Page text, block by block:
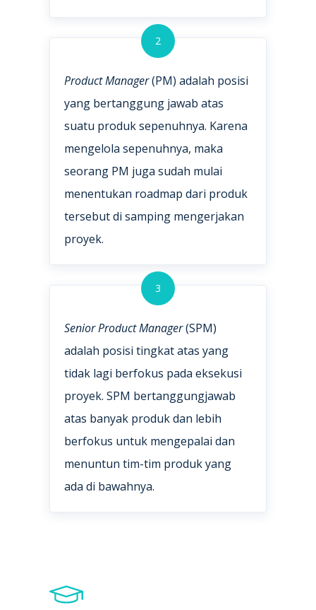
2
Product Manager(PM) adalah posisi
yang bertanggung jawab atas
suatu produk sepenuhnya. Karena
mengelola sepenuhnya, maka
seorang PM juga sudah mulai
menentukan roadmap dari produk
tersebut di samping mengerjakan
proyek.
3
Senior Product Manager(SPM)
adalah posisi tingkat atas yang
tidak lagi berfokus pada eksekusi
proyek. SPM bertanggungjawab
atas banyak produk dan lebih
berfokus untuk mengepalai dan
menuntun tim-tim produk yang
ada di bawahnya.